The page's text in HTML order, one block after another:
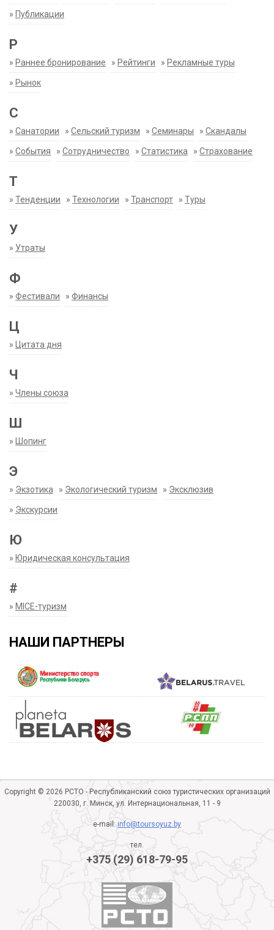
» Публикации
Р
» Раннее бронирование » Рейтинги » Рекламные туры
» Рынок
С
» Санатории » Сельский туризм » Семинары » Скандалы
» События » Сотрудничество » Статистика » Страхование
Т
» Тенденции » Технологии » Транспорт » Туры
У
» Утраты
Ф
» Фестивали » Финансы
Ц
» Цитата дня
Ч
» Члены союза
Ш
» Шопинг
Э
» Экзотика » Экологический туризм » Эксклюзив
» Экскурсии
Ю
» Юридическая консультация
#
» MICE-туризм
НАШИ ПАРТНЕРЫ
Copyright © 2026 РСТО - Республиканский союз туристических организаций
220030, г. Минск, ул. Интернациональная, 11 - 9
e-mail:info@toursoyuz.by
тел.
+375 (29) 618-79-95